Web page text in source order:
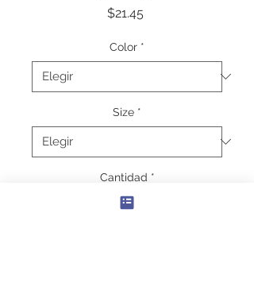
$21.45Precio
Color *
Size *
Cantidad *